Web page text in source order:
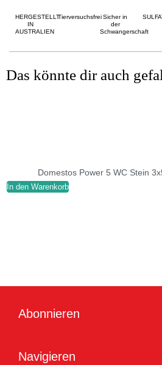
HERGESTELLT
IN
AUSTRALIEN
Tierversuchsfrei Sicher in
der
Schwangerschaft
Das könnte dir auch
Domestos Power 5 WC Stein
In den Warenkorb
Abonnieren
Navigieren